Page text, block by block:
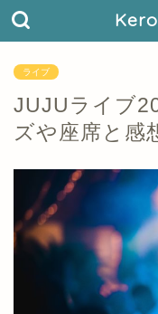
ライブ
JUJUライブ
ズや座席と感